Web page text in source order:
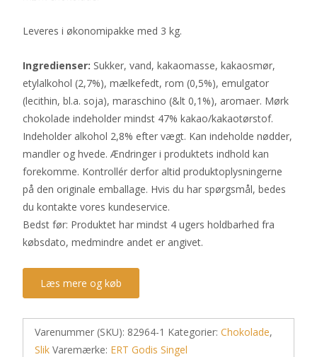
Leveres i økonomipakke med 3 kg.
Ingredienser: Sukker, vand, kakaomasse, kakaosmør,
etylalkohol (2,7%), mælkefedt, rom (0,5%), emulgator
(lecithin, bl.a. soja), maraschino (&lt 0,1%), aromaer. Mørk
chokolade indeholder mindst 47% kakao/kakaotørstof.
Indeholder alkohol 2,8% efter vægt. Kan indeholde nødder,
mandler og hvede. Ændringer i produktets indhold kan
forekomme. Kontrollér derfor altid produktoplysningerne
på den originale emballage. Hvis du har spørgsmål, bedes
du kontakte vores kundeservice.
Bedst før: Produktet har mindst 4 ugers holdbarhed fra
købsdato, medmindre andet er angivet.
Læs mere og køb
Varenummer (SKU): 82964-1 Kategorier: Chokolade,
Slik Varemærke: ERT Godis Singel